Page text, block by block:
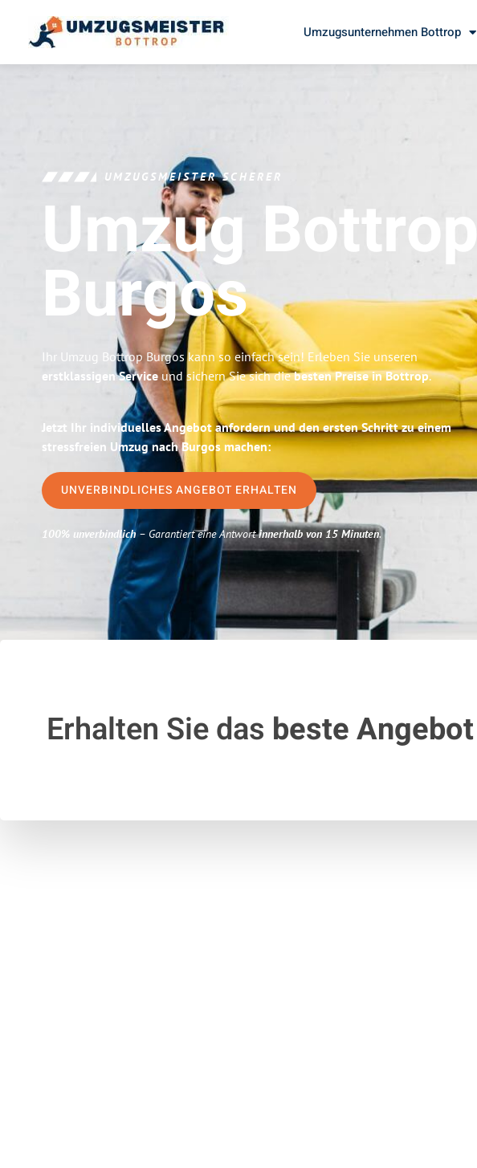
Umzugsunternehmen Bottrop
UMZUGSMEISTER SCHERER
Umzug Bottrop
Burgos
Ihr Umzug Bottrop Burgos kann so einfach sein! Erleben Sie unseren
erstklassigen Service und sichern Sie sich diebesten Preise in Bottrop.
Jetzt Ihr individuelles Angebot anfordern und den ersten Schritt zu einem
stressfreien Umzug nach Burgos machen:
UNVERBINDLICHES ANGEBOT ERHALTEN
100% unverbindlich– Garantiert eine Antwortinnerhalb von 15 Minuten.
Erhalten Sie das beste Angebot